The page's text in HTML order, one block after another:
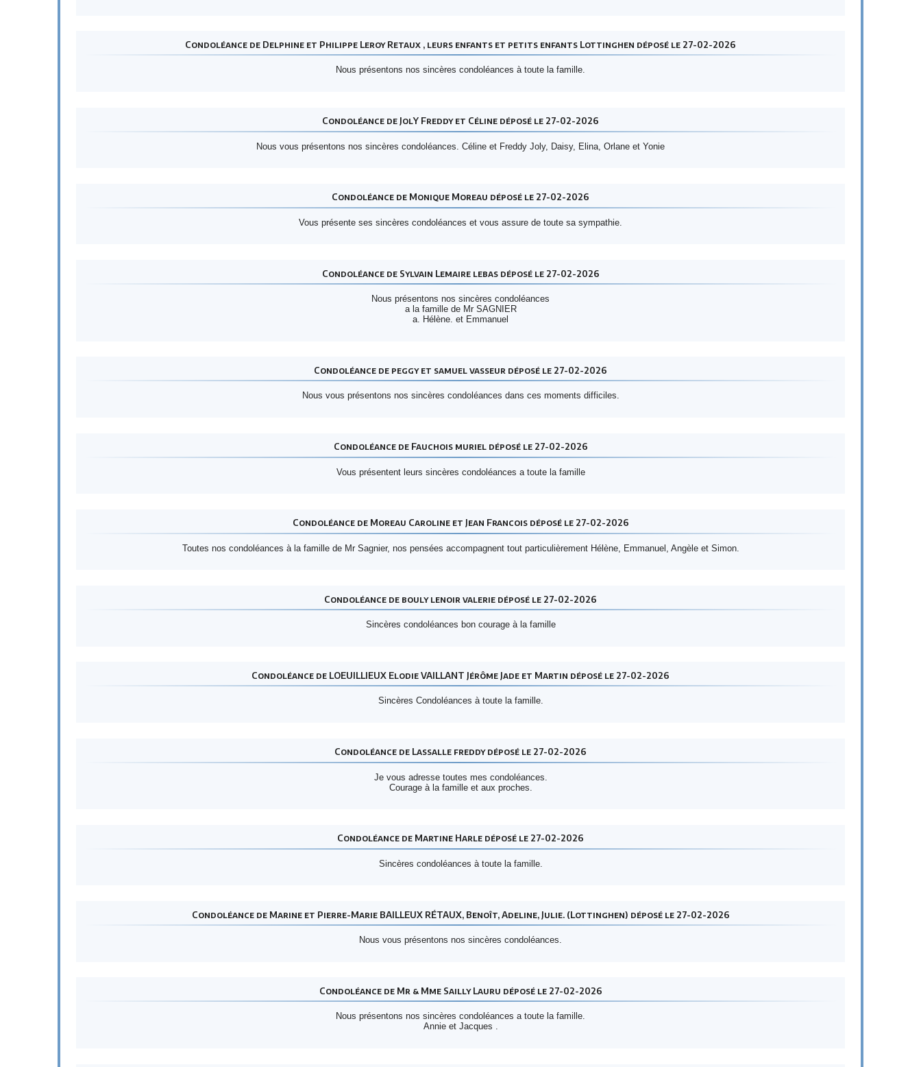
Condoléance de Delphine et Philippe Leroy Retaux , leurs enfants et petits enfants Lottinghen déposé le 27-02-2026
Nous présentons nos sincères condoléances à toute la famille.
Condoléance de JolY Freddy et Céline déposé le 27-02-2026
Nous vous présentons nos sincères condoléances. Céline et Freddy Joly, Daisy, Elina, Orlane et Yonie
Condoléance de Monique Moreau déposé le 27-02-2026
Vous présente ses sincères condoléances et vous assure de toute sa sympathie.
Condoléance de Sylvain Lemaire lebas déposé le 27-02-2026
Nous présentons nos sincères condoléances
a la famille de Mr SAGNIER
a. Hélène. et Emmanuel
Condoléance de peggy et samuel vasseur déposé le 27-02-2026
Nous vous présentons nos sincères condoléances dans ces moments difficiles.
Condoléance de Fauchois muriel déposé le 27-02-2026
Vous présentent leurs sincères condoléances a toute la famille
Condoléance de Moreau Caroline et Jean Francois déposé le 27-02-2026
Toutes nos condoléances à la famille de Mr Sagnier, nos pensées accompagnent tout particulièrement Hélène, Emmanuel, Angèle et Simon.
Condoléance de bouly lenoir valerie déposé le 27-02-2026
Sincères condoléances bon courage à la famille
Condoléance de LOEUILLIEUX Elodie VAILLANT Jérôme Jade et Martin déposé le 27-02-2026
Sincères Condoléances à toute la famille.
Condoléance de Lassalle freddy déposé le 27-02-2026
Je vous adresse toutes mes condoléances.
Courage à la famille et aux proches.
Condoléance de Martine Harle déposé le 27-02-2026
Sincères condoléances à toute la famille.
Condoléance de Marine et Pierre-Marie BAILLEUX RÉTAUX, Benoît, Adeline, Julie. (Lottinghen) déposé le 27-02-2026
Nous vous présentons nos sincères condoléances.
Condoléance de Mr & Mme Sailly Lauru déposé le 27-02-2026
Nous présentons nos sincères condoléances a toute la famille.
Annie et Jacques .